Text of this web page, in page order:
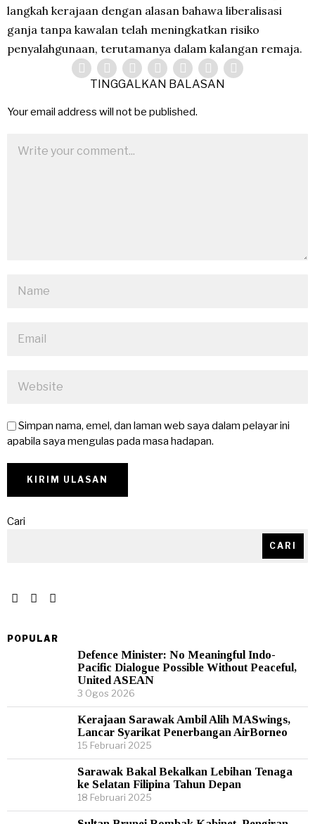
langkah kerajaan dengan alasan bahawa liberalisasi
ganja tanpa kawalan telah meningkatkan risiko
penyalahgunaan, terutamanya dalam kalangan remaja.
TINGGALKAN BALASAN
Your email address will not be published.
Simpan nama, emel, dan laman web saya dalam pelayar ini
apabila saya mengulas pada masa hadapan.
Cari
CARI
POPULAR
Defence Minister: No Meaningful Indo-
Pacific Dialogue Possible Without Peaceful,
United ASEAN
3 Ogos 2026
Kerajaan Sarawak Ambil Alih MASwings,
Lancar Syarikat Penerbangan AirBorneo
15 Februari 2025
Sarawak Bakal Bekalkan Lebihan Tenaga
ke Selatan Filipina Tahun Depan
18 Februari 2025